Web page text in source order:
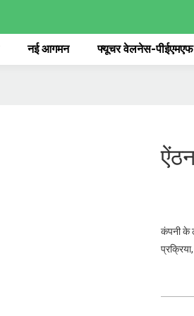
नई आगमन फ्यूचर वेलनेस-पीईएमएफ
कंपनी के